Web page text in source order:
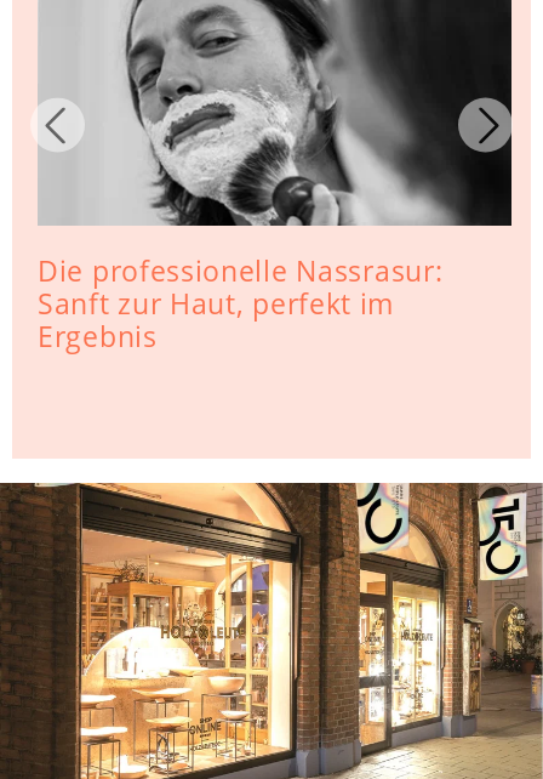
Die professionelle Nassrasur:
Sanft zur Haut, perfekt im
Ergebnis